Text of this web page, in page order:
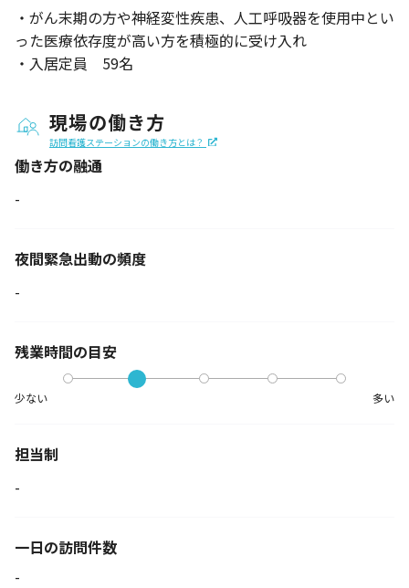
・がん末期の方や神経変性疾患、人工呼吸器を使用中とい
った医療依存度が高い方を積極的に受け入れ
・入居定員 59名
現場の働き方
訪問看護ステーションの働き方とは？
働き方の融通
-
夜間緊急出動の頻度
-
残業時間の目安
少ない 多い
担当制
-
一日の訪問件数
-